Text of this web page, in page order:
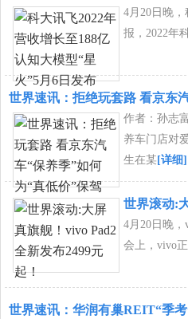
4月20日晚，
报，2022年
世界速讯：拒绝玩套路 看京东
作者：孙志
养车门店对
生在某 [详细]
世界滚动:
4月20日晚
会上，vivo
世界速讯：华润有巢REIT“季